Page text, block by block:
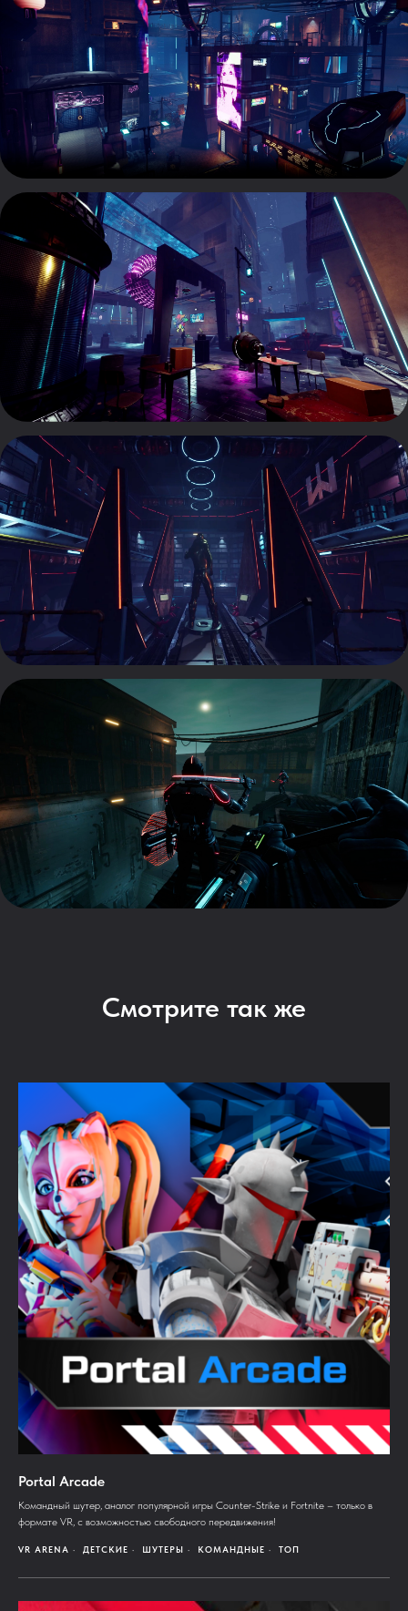
Смотрите так же
Portal Arcade
Командный шутер, аналог популярной игры Counter-Strike и Fortnite – только в
формате VR, с возможностью свободного передвижения!
VR ARENA ДЕТСКИЕ ШУТЕРЫ КОМАНДНЫЕ ТОП